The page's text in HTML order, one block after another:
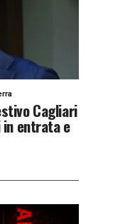
Cagliari
entrata e